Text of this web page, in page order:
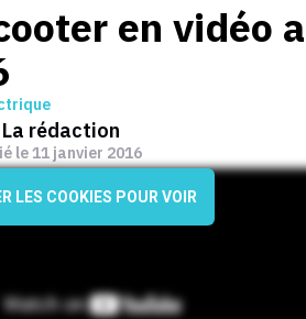
en vidéo
La rédaction
le11 janvier 2016
LES COOKIES POUR VOIR